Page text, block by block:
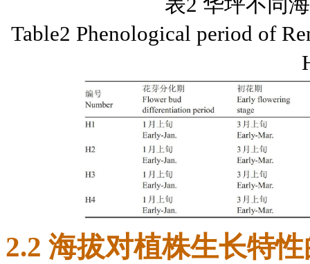
Table2 Phenological period of
2.2 海拔对植株生长特